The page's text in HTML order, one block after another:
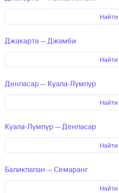
Найти
Джакарта — Джамби
Найти
Денпасар — Куала‑Лумпур
Найти
Куала‑Лумпур — Денпасар
Найти
Баликпапан — Семаранг
Найти